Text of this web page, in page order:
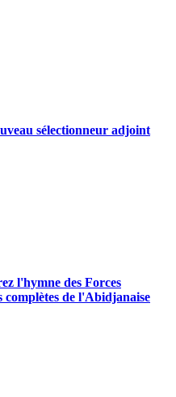
sélectionneur adjoint
l'hymne des Forces
complètes de l'Abidjanaise